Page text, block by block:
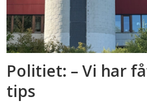
Politiet: – Vi har
tips